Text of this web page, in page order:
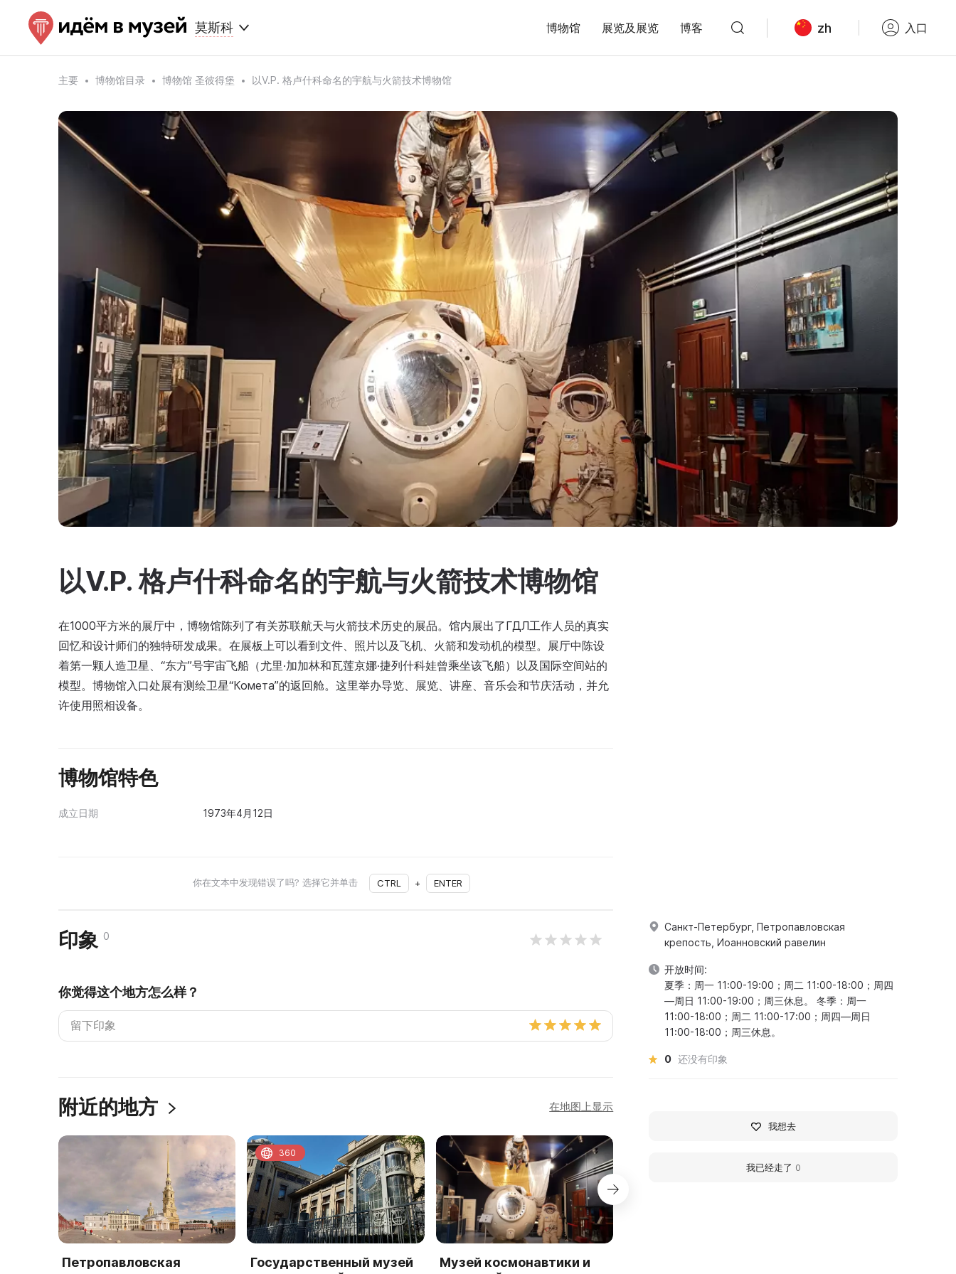
莫斯科 博物馆 展览及展览 博客 zh 入口
主要 博物馆目录 博物馆 圣彼得堡 以V.P. 格卢什科命名的宇航与火箭技术博物馆
以V.P. 格卢什科命名的宇航与火箭技术博物馆
在1000平方米的展厅中，博物馆陈列了有关苏联航天与火箭技术历史的展品。馆内展出了ГДЛ工作人员的真实
回忆和设计师们的独特研发成果。在展板上可以看到文件、照片以及飞机、火箭和发动机的模型。展厅中陈设
着第一颗人造卫星、“东方”号宇宙飞船（尤里·加加林和瓦莲京娜·捷列什科娃曾乘坐该飞船）以及国际空间站的
模型。博物馆入口处展有测绘卫星“Комета”的返回舱。这里举办导览、展览、讲座、音乐会和节庆活动，并允
许使用照相设备。
博物馆特色
成立日期 1973年4月12日
你在文本中发现错误了吗? 选择它并单击 CTRL + ENTER
印象 0
你觉得这个地方怎么样？
附近的地方 在地图上显示
Петропавловская
Государственный музей
360
Музей космонавтики и
Санкт-Петербург, Петропавловская
крепость, Иоанновский равелин
开放时间:
夏季：周一 11:00-19:00；周二 11:00-18:00；周四
—周日 11:00-19:00；周三休息。 冬季：周一
11:00-18:00；周二 11:00-17:00；周四—周日
11:00-18:00；周三休息。
0 还没有印象
我想去
我已经走了 0